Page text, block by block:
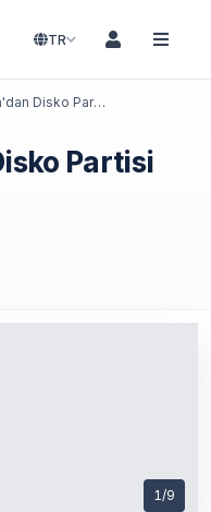
TR
Kemer Marina'dan Disko Partisi Yat Gezisi
Partisi
1/9